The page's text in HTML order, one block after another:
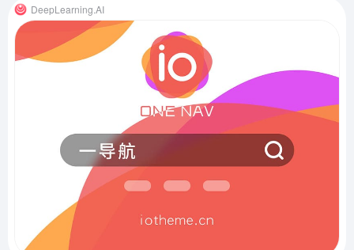
DeepLearning.AI